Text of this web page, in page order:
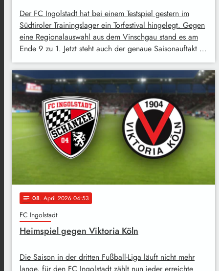
Der FC Ingolstadt hat bei einem Testspiel gestern im
Südtiroler Trainingslager ein Torfestival hingelegt. Gegen
eine Regionalauswahl aus dem Vinschgau stand es am
Ende 9 zu 1. Jetzt steht auch der genaue Saisonauftakt …
notes 08. April 2026 04:53
FC Ingolstadt
Heimspiel gegen Viktoria Köln
Die Saison in der dritten Fußball-Liga läuft nicht mehr
lange, für den FC Ingolstadt zählt nun jeder erreichte